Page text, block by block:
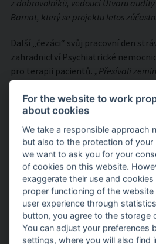
z dobrovolníků, vedoucí Útvaru
Barnat, který se projektu letos
Další „čezáci“ svůj pracovní den
zahradnictví Psychiatrické
pro terapii pacientů. „Přesívali
nebo pletí záhonů. Díky přízni počasí
práce, čímž nám uvolnili ruce pro
v areálu,“pochválila tým energetiků
ze Socioterapeutické farmy a
účast. Dobrovolníci z ČEZ přiložili
rovněž v organizacích Helppes,
Thomayerově nemocnici, Domov
Palata, Centrum Dialog, Domov
Diakonie ČCE – stacionář
Lemniskata, Opuštěná a léčebná
sociálních služeb Hvozdy a
For the website to work
about cookies
We take a responsible approach
but also to the protection of your
we want to ask you for your
of cookies on this website.
exaggerate their use and
proper functioning of the
user experience through
button, you agree to the storage
You can adjust your preferences
settings, where you will also find